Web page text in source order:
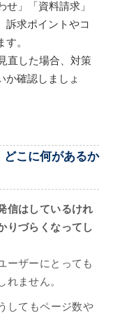
せ」「資料請求」
訴求ポイントやコ
。
直した場合、対策
か確認しましょ
こに何があるか
信はしているけれ
りづらくなってし
ーザーにとっても
れません。
してもページ数や